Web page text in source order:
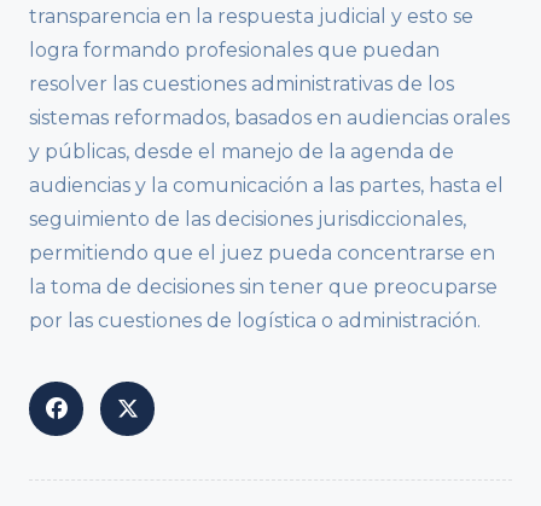
transparencia en la respuesta judicial y esto se
logra formando profesionales que puedan
resolver las cuestiones administrativas de los
sistemas reformados, basados en audiencias orales
y públicas, desde el manejo de la agenda de
audiencias y la comunicación a las partes, hasta el
seguimiento de las decisiones jurisdiccionales,
permitiendo que el juez pueda concentrarse en
la toma de decisiones sin tener que preocuparse
por las cuestiones de logística o administración.